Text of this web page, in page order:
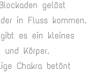
gelöst
in Fluss kommen.
es ein kleines
und Körper.
Chakra betönt